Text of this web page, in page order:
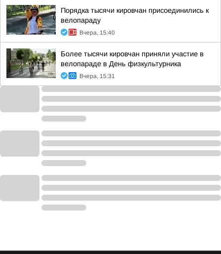
Порядка тысячи кировчан присоединились к
велопараду
Вчера, 15:40
Более тысячи кировчан приняли участие в
велопараде в День физкультурника
Вчера, 15:31